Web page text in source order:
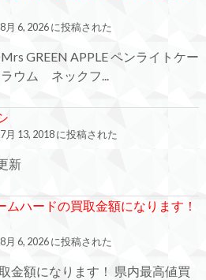
8月 6, 2026 に投稿された
GREEN APPLE ペンライトケー
ウム ネックフ...
7月 13, 2018 に投稿された
新
ハードの買取金額になります！
8月 6, 2026 に投稿された
金額になります！ 県内最高値買